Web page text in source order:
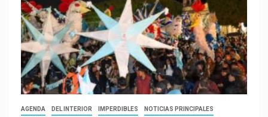
AGENDA DEL INTERIOR IMPERDIBLES
NOTICIAS PRINCIPALES